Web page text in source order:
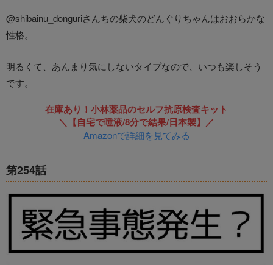
@shibainu_donguriさんちの柴犬のどんぐりちゃんはおおらかな
性格。
明るくて、あんまり気にしないタイプなので、いつも楽しそう
です。
在庫あり！小林薬品のセルフ抗原検査キット
＼【自宅で唾液/8分で結果/日本製】／
Amazonで詳細を見てみる
第254話